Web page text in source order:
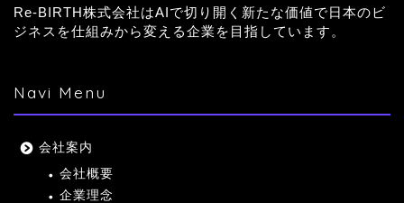
Re-BIRTH株式会社はAIで切り開く新たな価値で日本のビ
ジネスを仕組みから変える企業を目指しています。
Navi Menu
会社案内
会社概要
企業理念